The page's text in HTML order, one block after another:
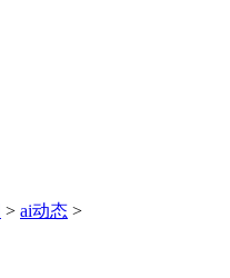
> ai动态 >